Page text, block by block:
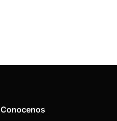
Conocenos